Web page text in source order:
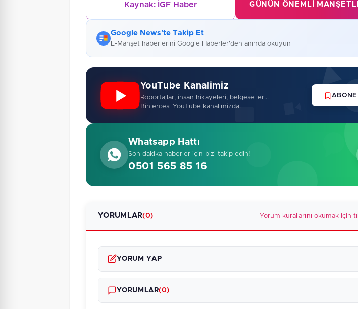
Kaynak: İGF Haber GÜNÜN ÖNEMLI
Google News'te Takip Et
E-Manşet haberlerini Google Haberler'den anında okuyun
YouTube Kanalimiz
Roportajlar, insan hikayeleri, belgeseller...
Binlercesi YouTube kanalimizda.
Whatsapp Hattı
Son dakika haberler için bizi takip edin!
0501 565 85 16
YORUMLAR(0) Yorum kurallarını okumak için
YORUM YAP
YORUMLAR(0)